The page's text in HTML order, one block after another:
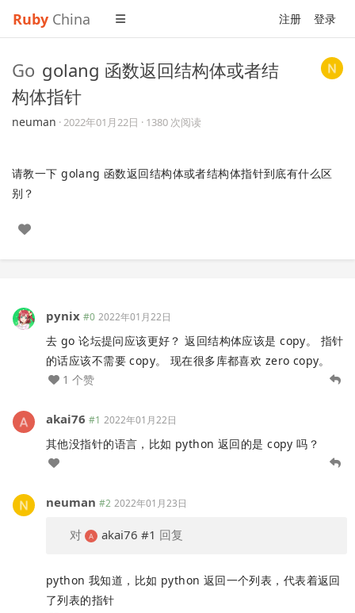
Ruby China 注册 登录
Go golang 函数返回结构体或者结
构体指针
neuman ·2022年01月22日 · 1380 次阅读
请教一下 golang 函数返回结构体或者结构体指针到底有什么区
别？
pynix #0 2022年01月22日
去 go 论坛提问应该更好？ 返回结构体应该是 copy。 指针
的话应该不需要 copy。 现在很多库都喜欢 zero copy。
1 个赞
akai76 #1 2022年01月22日
其他没指针的语言，比如 python 返回的是 copy 吗？
neuman #2 2022年01月23日
对 akai76 #1 回复
python 我知道，比如 python 返回一个列表，代表着返回
了列表的指针